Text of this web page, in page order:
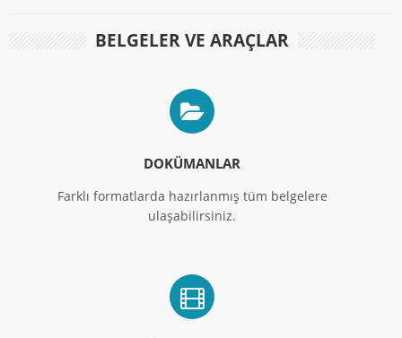
BELGELER VE ARAÇLAR
DOKÜMANLAR
Farklı formatlarda hazırlanmış tüm belgelere
ulaşabilirsiniz.